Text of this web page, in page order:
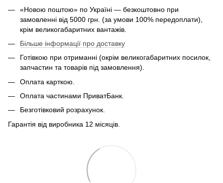
«Новою поштою» по Україні — безкоштовно при
замовленні від 5000 грн. (за умови 100% передоплати),
крім великогабаритних вантажів.
Більше інформації про доставку
Готівкою при отриманні (окрім великогабаритних посилок,
запчастин та товарів під замовлення).
Оплата карткою.
Оплата частинами ПриватБанк.
Безготівковий розрахунок.
Гарантія від виробника 12 місяців.